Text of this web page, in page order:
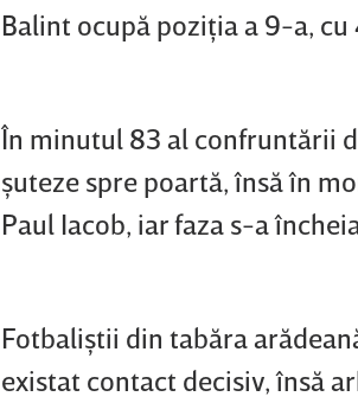
Balint ocupă poziţia a 9-a, cu
În minutul 83 al confruntării
şuteze spre poartă, însă în
Paul Iacob, iar faza s-a
Fotbaliştii din tabăra
existat contact decisiv, însă